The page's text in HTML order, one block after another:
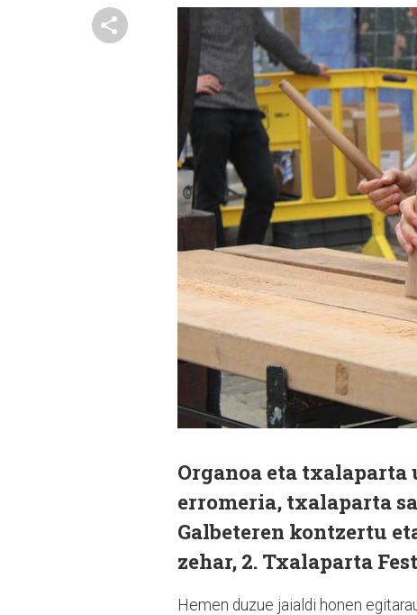
Organoa eta
erromeria, txalaparta
Galbeteren kontzertu
zehar, 2. Txalaparta
Hemen duzue jaialdi honen